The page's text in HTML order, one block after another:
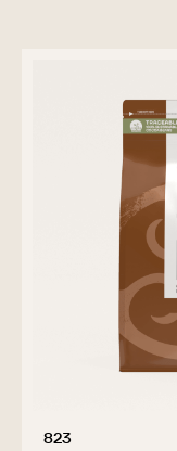
823